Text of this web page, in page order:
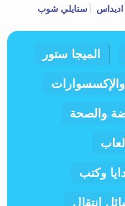
اديداس ستايلي شوب
الميجا ستور
والصحة
ألعاب
وكتب
انتقال